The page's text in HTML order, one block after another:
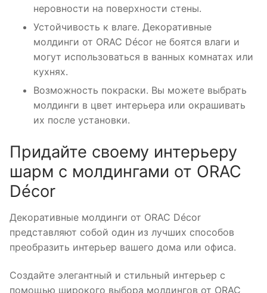
неровности на поверхности стены.
Устойчивость к влаге. Декоративные
молдинги от ORAC Décor не боятся влаги и
могут использоваться в ванных комнатах или
кухнях.
Возможность покраски. Вы можете выбрать
молдинги в цвет интерьера или окрашивать
их после установки.
Придайте своему интерьеру
шарм с молдингами от ORAC
Décor
Декоративные молдинги от ORAC Décor
представляют собой один из лучших способов
преобразить интерьер вашего дома или офиса.
Создайте элегантный и стильный интерьер с
помощью широкого выбора молдингов от ORAC